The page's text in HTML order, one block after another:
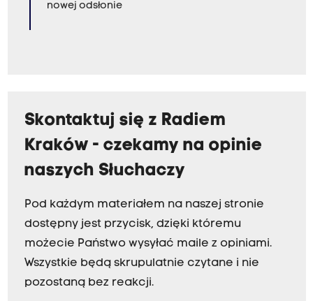
nowej odsłonie
Skontaktuj się z Radiem
Kraków - czekamy na opinie
naszych Słuchaczy
Pod każdym materiałem na naszej stronie
dostępny jest przycisk, dzięki któremu
możecie Państwo wysyłać maile z opiniami.
Wszystkie będą skrupulatnie czytane i nie
pozostaną bez reakcji.